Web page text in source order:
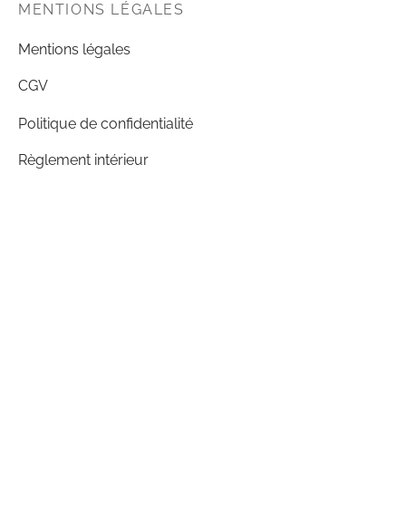
MENTIONS LÉGALES
Mentions légales
CGV
Politique de confidentialité
Règlement intérieur